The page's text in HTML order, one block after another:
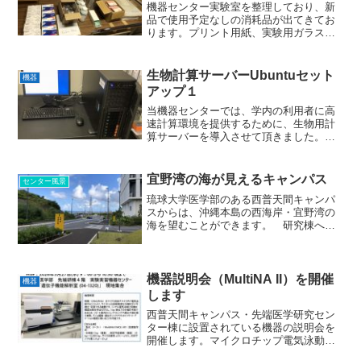
機器センター実験室を整理しており、新
品で使用予定なしの消耗品が出てきてお
ります。プリント用紙、実験用ガラス器
製）、ガラス製サンプル容器、プリンタ
ー消耗品（下記）などがあり...
機器
生物計算サーバーUbuntuセット
アップ１
当機器センターでは、学内の利用者に高
速計算環境を提供するために、生物用計
算サーバーを導入させて頂きました。
Linux の OS システムとして、Ubuntu
Se...
センター風景 宜野湾の海が見えるキャンパス
琉球大学医学部のある西普天間キャンパ
スからは、沖縄本島の西海岸・宜野湾の
海を望むことができます。 研究棟へ続
います。（機器センター・...
機器
機器説明会（MultiNA II）を開催
します
西普天間キャンパス・先端医学研究セン
ター棟に設置されている機器の説明会を
開催します。マイクロチップ電気泳動シ